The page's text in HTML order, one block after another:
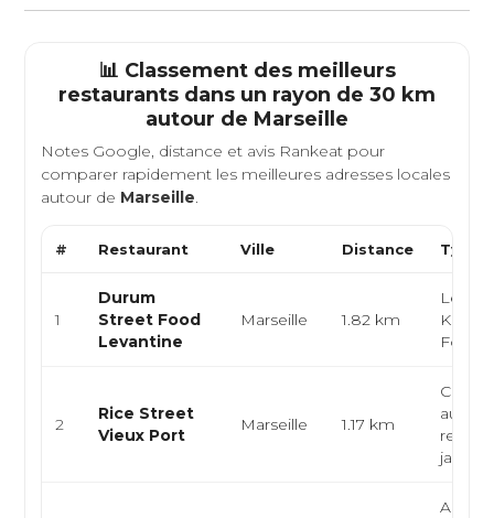
📊 Classement des meilleurs
restaurants dans un rayon de 30 km
autour de Marseille
Notes Google, distance et avis Rankeat pour
comparer rapidement les meilleures adresses locales
autour de Marseille.
# Restaurant Ville Distance Type
1
Durum
Street Food
Levantine
Marseille 1.82 km
Food
2
Rice Street
Vieux Port
Marseille 1.17 km